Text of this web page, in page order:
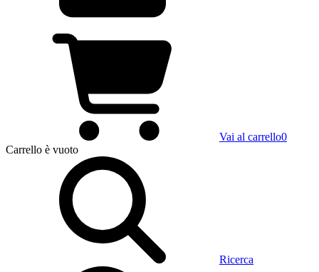
Vai al carrello0
Carrello è vuoto
Ricerca